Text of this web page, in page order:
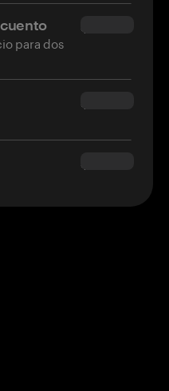
para dos
$34.95
$160.00
$180.00